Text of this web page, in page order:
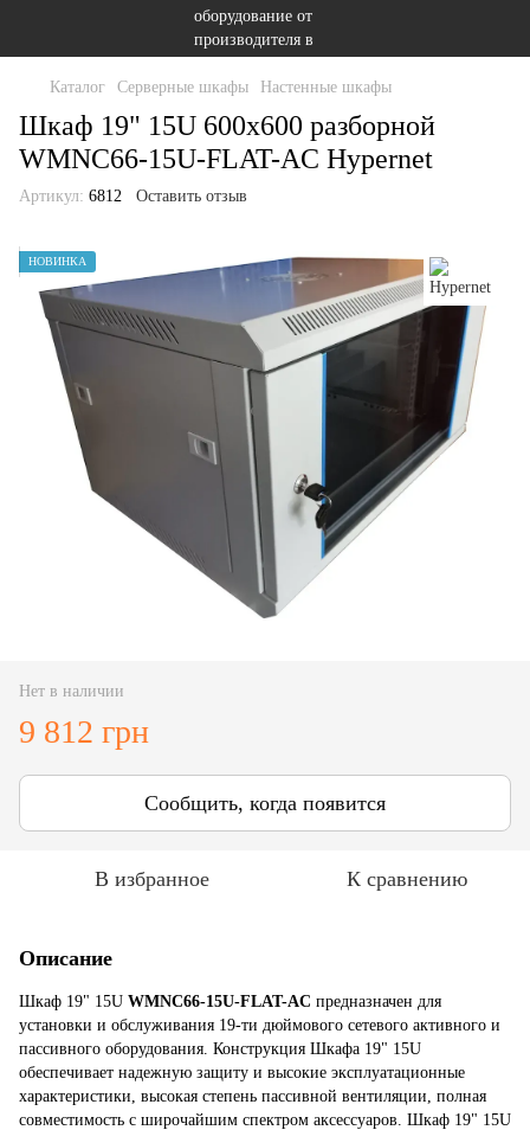
Каталог Серверные шкафы Настенные шкафы
Шкаф 19" 15U 600x600 разборной
WMNC66-15U-FLAT-AC Hypernet
Артикул: 6812 Оставить отзыв
НОВИНКА
Нет в наличии
9 812 грн
Сообщить, когда появится
В избранное К сравнению
Описание
Шкаф 19" 15U WMNC66-15U-FLAT-AC предназначен для
установки и обслуживания 19-ти дюймового сетевого активного и
пассивного оборудования. Конструкция Шкафа 19" 15U
обеспечивает надежную защиту и высокие эксплуатационные
характеристики, высокая степень пассивной вентиляции, полная
совместимость с широчайшим спектром аксессуаров. Шкаф 19" 15U